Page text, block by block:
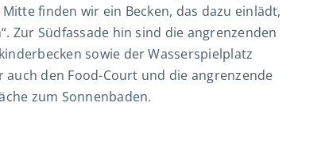
finden wir ein Becken, das dazu einlädt,
Zur Südfassade hin sind die angrenzenden
sowie der Wasserspielplatz
den Food-Court und die angrenzende
zum Sonnenbaden.